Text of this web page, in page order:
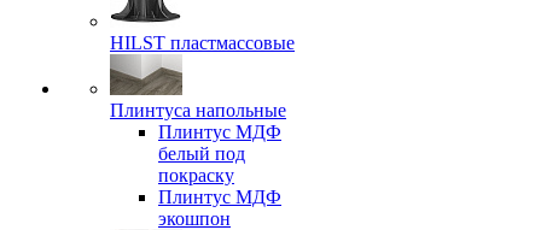
HILST пластмассовые
Плинтуса напольные
Плинтус МДФ
белый под
покраску
Плинтус МДФ
экошпон